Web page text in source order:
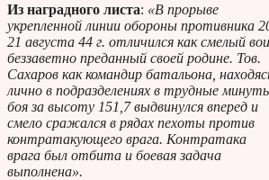
Из наградного листа: «В прорыве
укрепленной линии обороны противника
21 августа 44 г. отличился как смелый
беззаветно преданный своей родине. Тов.
Сахаров как командир батальона,
лично в подразделениях в трудные
боя за высоту 151,7 выдвинулся вперед и
смело сражался в рядах пехоты против
контратакующего врага. Контратака
врага был отбита и боевая задача
выполнена».